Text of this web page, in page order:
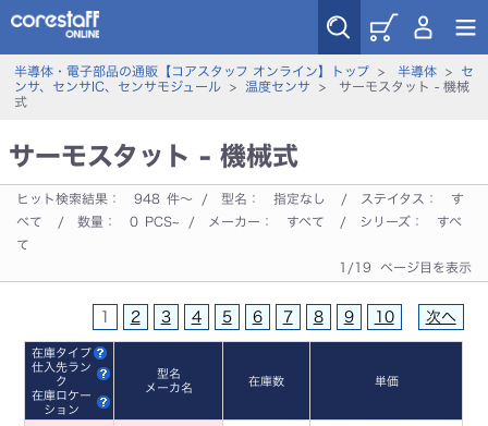
半導体・電子部品の通販【コアスタッフ オンライン】トップ> 半導体>
セ
ンサ、センサIC、センサモジュール> 温度センサ > サーモスタット - 機械
式
サーモスタット - 機械式
ヒット検索結果： 948 件～ / 型名： 指定なし / ステイタス：
す
べて
/ 数量： 0 PCS~ / メーカー： すべて / シリーズ：
すべ
て
1/19 ページ目を表示
1 2 3 4 5 6 7 8 9 10 次へ
在庫タイプ
仕入先ラン
ク
在庫ロケー
ション
型名
メーカ名
在庫数 単価